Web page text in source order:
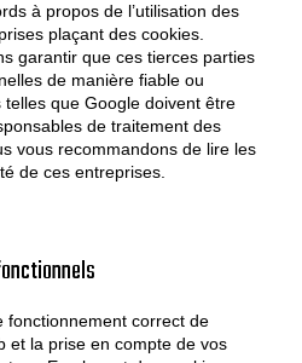
à propos de l’utilisation des
plaçant des cookies.
garantir que ces tierces parties
de manière fiable ou
que Google doivent être
de traitement des
vous recommandons de lire les
de ces entreprises.
fonctionnement correct de
et la prise en compte de vos